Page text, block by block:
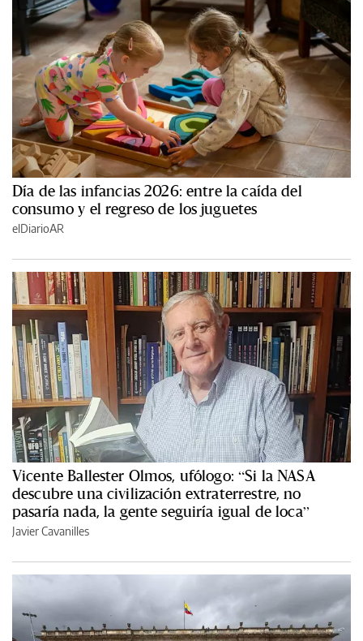
Día de las infancias 2026: entre la caída del
consumo y el regreso de los juguetes
elDiarioAR
Vicente Ballester Olmos, ufólogo: “Si la NASA
descubre una civilización extraterrestre, no
pasaría nada, la gente seguiría igual de loca”
Javier Cavanilles